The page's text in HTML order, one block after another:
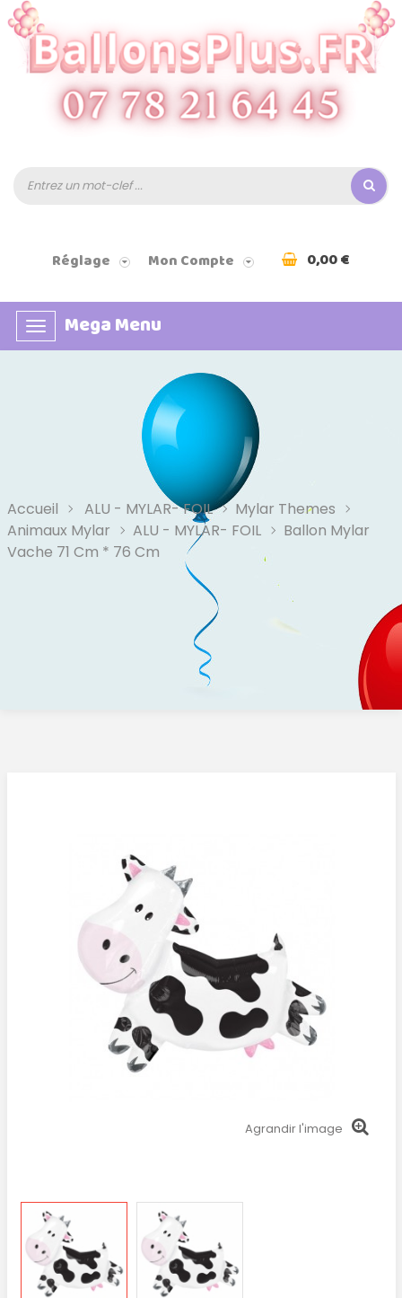
Réglage Mon Compte 0,00 €
Basculer
la
Mega Menu
Accueil ALU - MYLAR- FOIL
Mylar Themes
Animaux Mylar
ALU - MYLAR- FOIL
Ballon Mylar
Vache 71 Cm * 76 Cm
Agrandir l'image